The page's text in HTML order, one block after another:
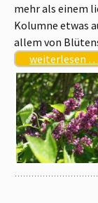
mehr als einem
Kolumne etwas
allem von
weiterlesen …